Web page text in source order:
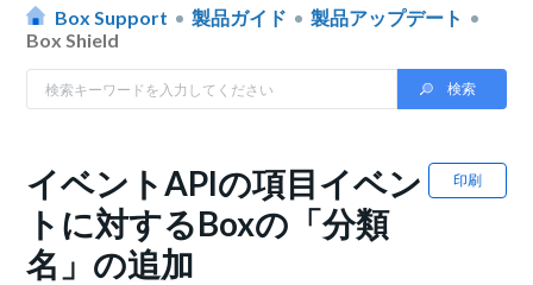
Box Support 製品ガイド
製品アップデート
Box Shield
印刷
イベントAPIの項目イベン
トに対するBoxの「分類
名」の追加